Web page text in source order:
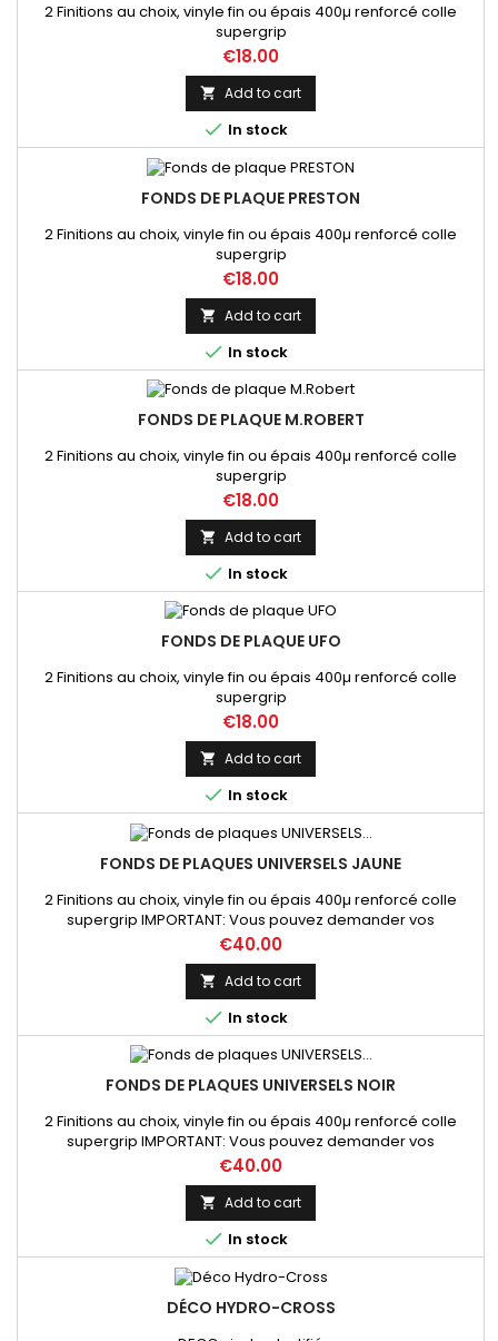
2 Finitions au choix, vinyle fin ou épais 400µ renforcé colle
supergrip
Price
€18.00
 Add to cart
 In stock
FONDS DE PLAQUE PRESTON
2 Finitions au choix, vinyle fin ou épais 400µ renforcé colle
supergrip
Price
€18.00
 Add to cart
 In stock
FONDS DE PLAQUE M.ROBERT
2 Finitions au choix, vinyle fin ou épais 400µ renforcé colle
supergrip
Price
€18.00
 Add to cart
 In stock
FONDS DE PLAQUE UFO
2 Finitions au choix, vinyle fin ou épais 400µ renforcé colle
supergrip
Price
€18.00
 Add to cart
 In stock
FONDS DE PLAQUES UNIVERSELS JAUNE
2 Finitions au choix, vinyle fin ou épais 400µ renforcé colle
supergrip IMPORTANT: Vous pouvez demander vos
dimensions précises par mail lors de votre commande sur ce
produit
Price
€40.00
 Add to cart
 In stock
FONDS DE PLAQUES UNIVERSELS NOIR
2 Finitions au choix, vinyle fin ou épais 400µ renforcé colle
supergrip IMPORTANT: Vous pouvez demander vos
dimensions précises par mail lors de votre commande sur ce
produit
Price
€40.00
 Add to cart
 In stock
DÉCO HYDRO-CROSS